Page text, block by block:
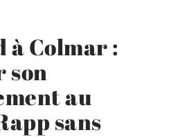
à Colmar :
son
au
sans